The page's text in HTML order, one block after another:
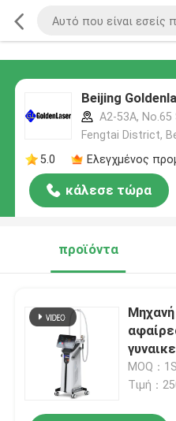
Beijing
A2-53A,
Fengtai District,
5.0
Ελεγχμένος
κάλεσε τώρα
προϊόντα
808nm
MOQ：
Τιμή：